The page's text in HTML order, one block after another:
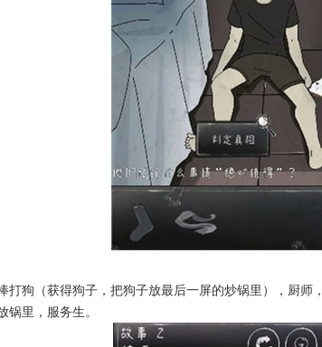
打狗（获得狗子，把狗子放最后一屏的炒锅里），厨师，
锅里，服务生。